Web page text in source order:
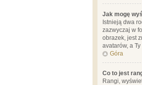
Jak mogę
Istnieją dwa
zazwyczaj w
obrazek, jest
avatarów, a
Góra
Co to jest
Rangi,